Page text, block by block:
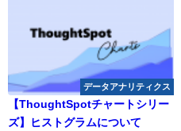
データアナリティクス
【ThoughtSpotチャートシリー
ズ】ヒストグラムについて